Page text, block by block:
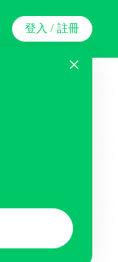
登入 / 註冊